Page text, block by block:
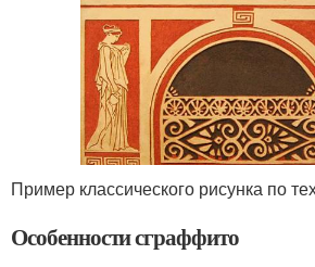
Пример классического рисунка по
Особенности сграффито